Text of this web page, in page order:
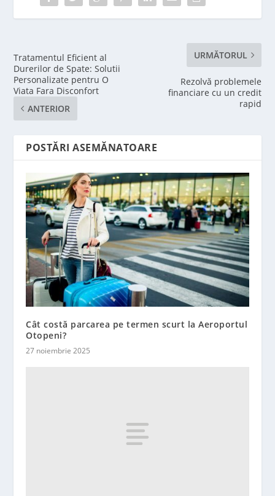
Tratamentul Eficient al
Durerilor de Spate: Solutii
Personalizate pentru O
Viata Fara Disconfort
ANTERIOR
URMĂTORUL
Rezolvă problemele
financiare cu un credit
rapid
POSTĂRI ASEMĂNATOARE
Cât costă parcarea pe termen scurt la Aeroportul
Otopeni?
27 noiembrie 2025